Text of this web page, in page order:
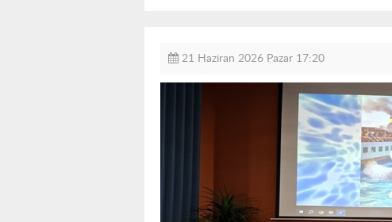
21 Haziran 2026 Pazar 17:20